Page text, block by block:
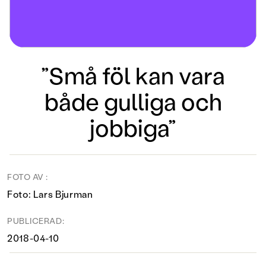
”Små föl kan vara
både gulliga och
jobbiga”
FOTO AV :
Foto: Lars Bjurman
PUBLICERAD:
2018-04-10